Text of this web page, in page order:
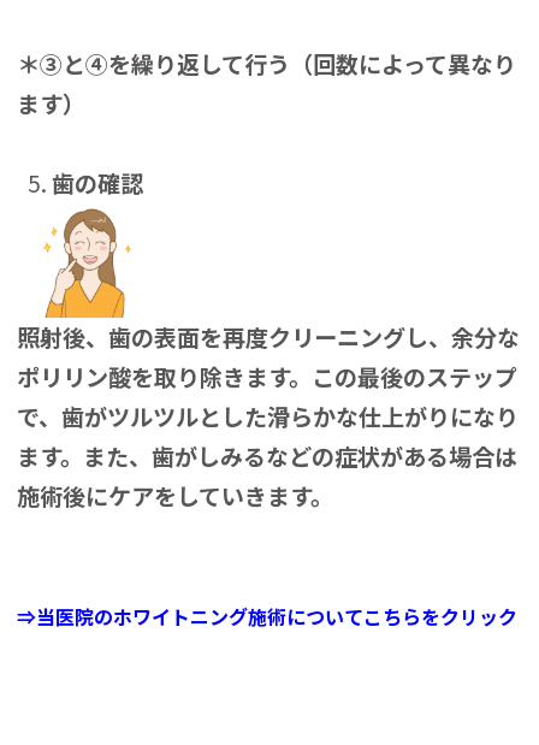
＊③と④を繰り返して行う（回数によって異なり
ます）
歯の確認
照射後、歯の表面を再度クリーニングし、余分な
ポリリン酸を取り除きます。この最後のステップ
で、歯がツルツルとした滑らかな仕上がりになり
ます。また、歯がしみるなどの症状がある場合は
施術後にケアをしていきます。
⇒当医院のホワイトニング施術についてこちらをクリック